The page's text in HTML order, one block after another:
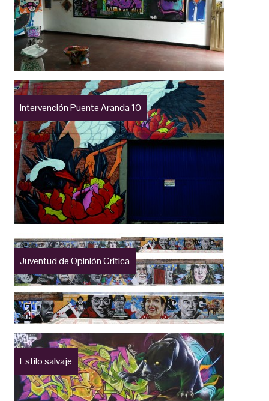
Intervención Puente Aranda 10
Juventud de Opinión Crítica
Estilo salvaje